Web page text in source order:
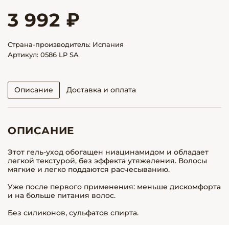
3 992 ₽
Страна-производитель: Испания
Артикул: 0586 LP SA
Описание Доставка и оплата
ОПИСАНИЕ
Этот гель-уход обогащен ниацинамидом и обладает
легкой текстурой, без эффекта утяжеления. Волосы
мягкие и легко поддаются расчесыванию.
Уже после первого применения: меньше дискомфорта
и на больше питания волос.
Без силиконов, сульфатов спирта.